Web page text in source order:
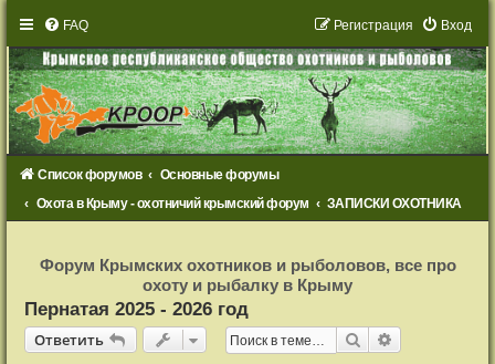
FAQ Вход
Регистрация
Список форумов
Основные форумы
Охота в Крыму - охотничий крымский форум
ЗАПИСКИ ОХОТНИКА
с
т
р
а
ц
Форум Крымских охотников и рыболовов, все про
охоту и рыбалку в Крыму
Пернатая 2025 - 2026 год
Ответить
Ответить Поиск